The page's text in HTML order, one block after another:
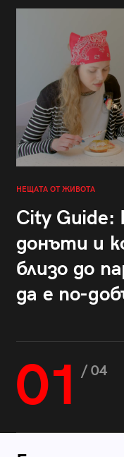
НЕЩАТА ОТ ЖИВОТА
City Guide:
донъти и
близо до
да е по-
01 / 04